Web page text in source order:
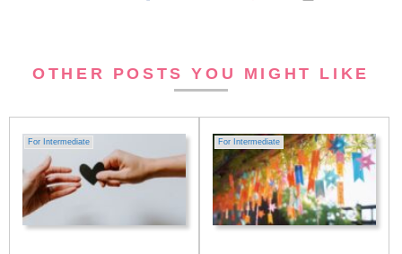
OTHER POSTS YOU MIGHT LIKE
For Intermediate For Intermediate